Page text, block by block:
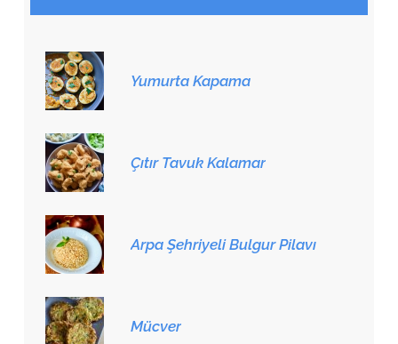
Yumurta Kapama
Çıtır Tavuk Kalamar
Arpa Şehriyeli Bulgur Pilavı
Mücver